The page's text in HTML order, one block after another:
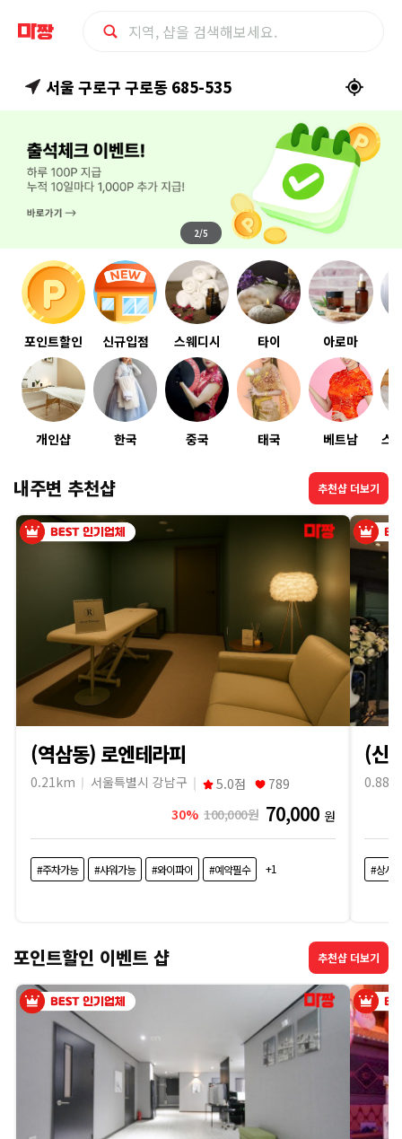
마
사
지
최
저
가
예
약
내
근
처
지
샵
가
비
마
짱
서울 구로구 구로동 685-535
1/5
2/5
3/5
4/5
5/5
포인트할인 신규입점 스웨디시 타이 아로마
개인샵 한국 중국 태국 베트남 스
내주변 추천샵 추천샵 더보기
(역삼동) 로엔테라피
0.21km 서울특별시 강남구 5.0점
789
30% 100,000원 70,000 원
#주차가능 #샤워가능 #와이파이 #예약필수 +1
(신
#상시
포인트할인 이벤트 샵 추천샵 더보기